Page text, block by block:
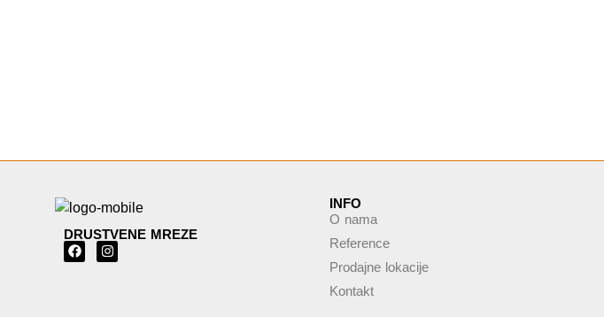
DRUSTVENE MREZE
INFO
O nama
Reference
Prodajne lokacije
Kontakt